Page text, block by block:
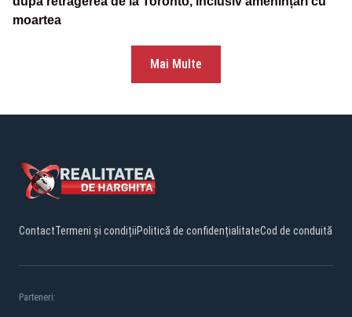
moartea
Mai Multe
ContactTermeni și condițiiPolitică de confidențialitateCod de conduită
Parteneri: